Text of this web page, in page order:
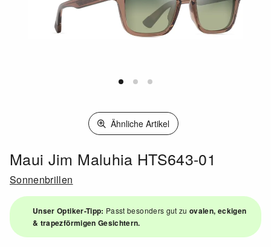
Ähnliche Artikel
Maui Jim Maluhia HTS643-01
Sonnenbrillen
Unser Optiker-Tipp: Passt besonders gut zuovalen, eckigen
& trapezförmigen Gesichtern.